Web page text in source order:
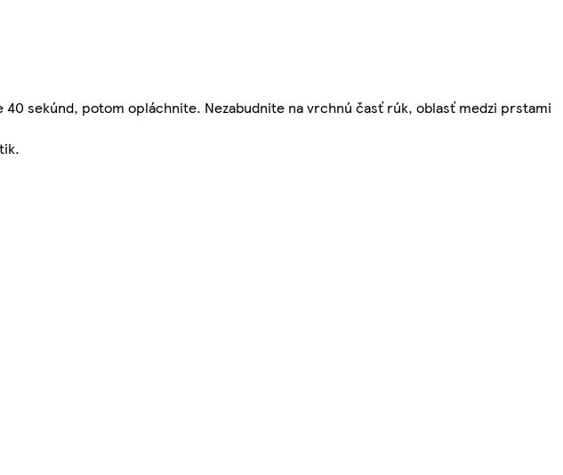
40 sekúnd, potom opláchnite. Nezabudnite na vrchnú časť rúk, oblasť medzi prstami